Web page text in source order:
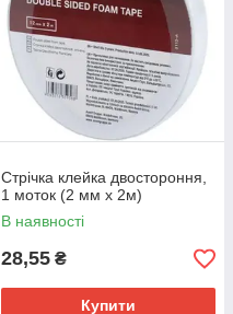
Стрічка клейка двостороння,
1 моток (2 мм х 2м)
В наявності
28,55 ₴
Купити